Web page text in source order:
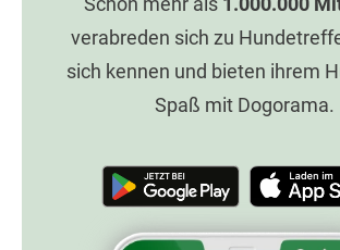
verabreden sich zu
sich kennen und bieten ihrem
Spaß mit Dogorama.